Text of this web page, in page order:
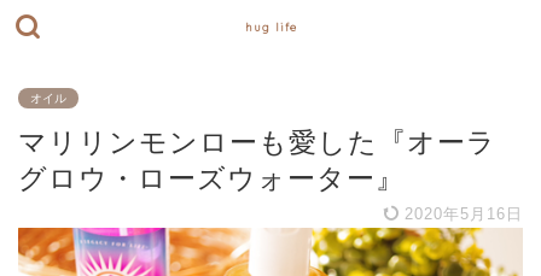
hug life
オイル
マリリンモンローも愛した『オーラ
グロウ・ローズウォーター』
2020年5月16日